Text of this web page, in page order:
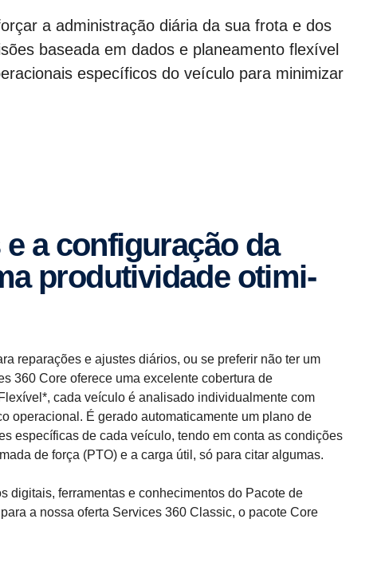
a administração diária da sua frota e dos
baseada em dados e planeamento flexível
específicos do veículo para minimizar
produ­ti­vi­dade otimi­
reparações e ajustes diários, ou se preferir não ter um
360 Core oferece uma excelente cobertura de
cada veículo é analisado individualmente com
operacional. É gerado automaticamente um plano de
específicas de cada veículo, tendo em conta as condições
de força (PTO) e a carga útil, só para citar algumas.
digitais, ferramentas e conhecimentos do Pacote de
a nossa oferta Services 360 Classic, o pacote Core